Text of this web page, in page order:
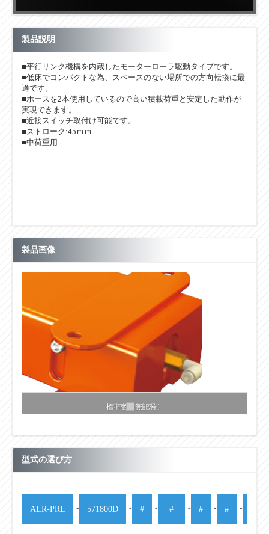
製品説明
■平行リンク機構を内蔵したモーターローラ駆動タイプです。
■低床でコンパクトな為、スペースのない場所での方向転換に最
適です。
■ホースを2本使用しているので高い積載荷重と安定した動作が
実現できます。
■近接スイッチ取付け可能です。
■ストローク:45ｍｍ
■中荷重用
製品画像
標準色（無記号）
・オレンジ（C12-60X)